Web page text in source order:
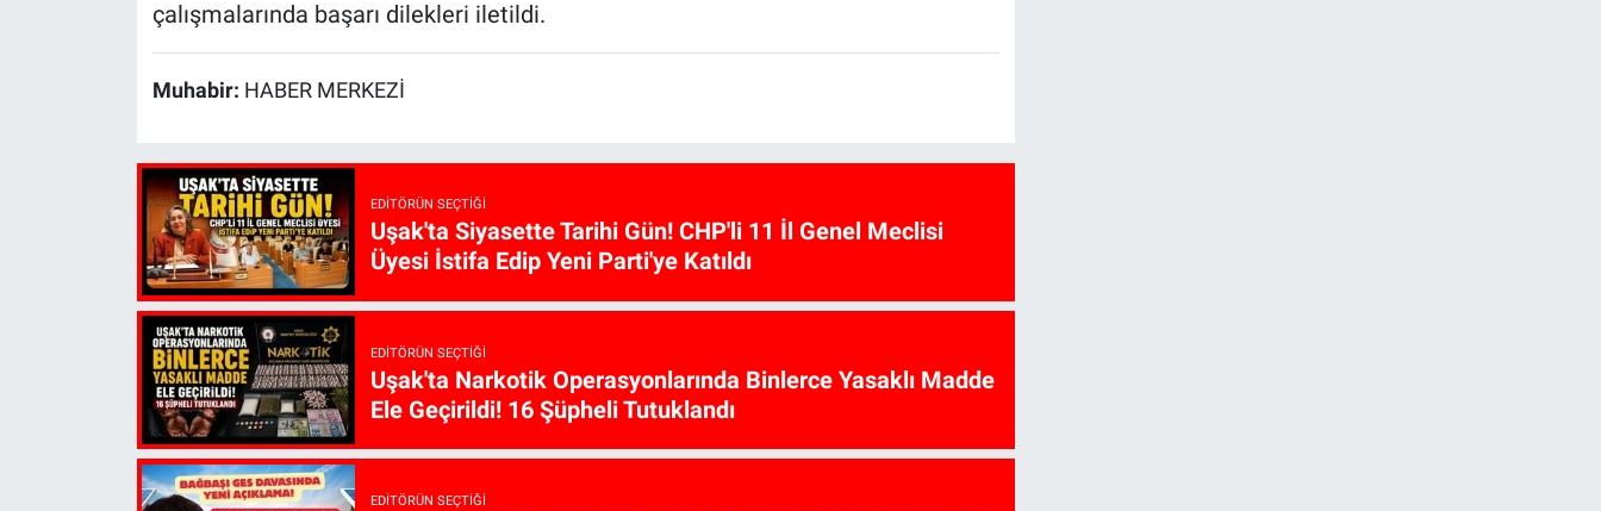
çalışmalarında başarı dilekleri iletildi.
Muhabir: HABER MERKEZİ
EDITÖRÜN SEÇTIĞI
Uşak'ta Siyasette Tarihi Gün! CHP'li 11 İl Genel Meclisi
Üyesi İstifa Edip Yeni Parti'ye Katıldı
EDITÖRÜN SEÇTIĞI
Uşak'ta Narkotik Operasyonlarında Binlerce Yasaklı Madde
Ele Geçirildi! 16 Şüpheli Tutuklandı
EDITÖRÜN SEÇTIĞI